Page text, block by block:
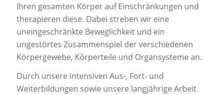
Ihren gesamten Körper auf Einschränkungen und
therapieren diese. Dabei streben wir eine
uneingeschränkte Beweglichkeit und ein
ungestörtes Zusammenspiel der verschiedenen
Körpergewebe, Körperteile und Organsysteme an.
Durch unsere intensiven Aus-, Fort- und
Weiterbildungen sowie unsere langjährige Arbeit